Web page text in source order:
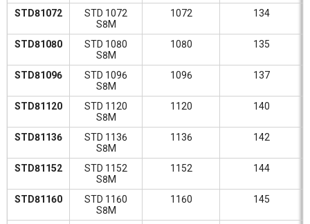
STD81072
STD 1072
S8M
1072 134
STD81080
STD 1080
S8M
1080 135
STD81096
STD 1096
S8M
1096 137
STD81120
STD 1120
S8M
1120 140
STD81136
STD 1136
S8M
1136 142
STD81152
STD 1152
S8M
1152 144
STD81160
STD 1160
S8M
1160 145